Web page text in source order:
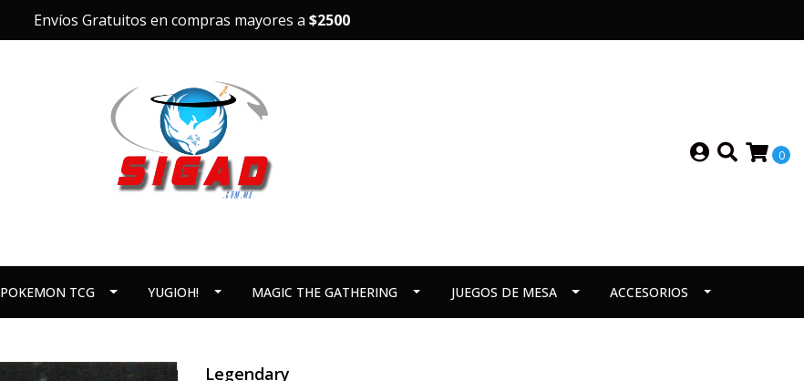
Envíos Gratuitos en compras mayores a $2500
0
POKEMON TCG YUGIOH! MAGIC THE GATHERING JUEGOS DE MESA ACCESORIOS
Legendary